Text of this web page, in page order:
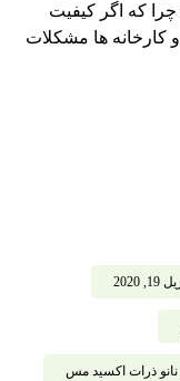
چرا که اگر کیفیت
و کارخانه ها مشکلات
19, 2020
ذرات اکسید مس